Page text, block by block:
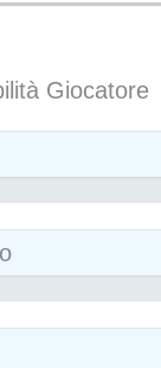
Giocatore